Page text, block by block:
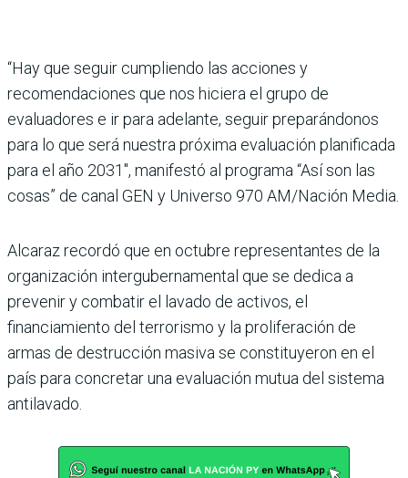
“Hay que seguir cumpliendo las acciones y
recomendacio­nes que nos hiciera el grupo de
evaluadores e ir para ade­lante, seguir preparándo­nos
para lo que será nuestra próxima evaluación planifi­cada
para el año 2031″, mani­festó al programa “Así son las
cosas” de canal GEN y Uni­verso 970 AM/Nación Media.
Alcaraz recordó que en octu­bre representantes de la
orga­nización intergubernamen­tal que se dedica a
prevenir y combatir el lavado de activos, el
financiamiento del terro­rismo y la proliferación de
armas de destrucción masiva se constituyeron en el
país para concretar una evalua­ción mutua del sistema
anti­lavado.